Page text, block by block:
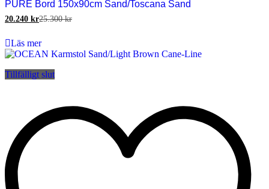
PURE Bord 150x90cm Sand/Toscana Sand
20.240 kr25.300kr
Läs mer
Tillfälligt slut